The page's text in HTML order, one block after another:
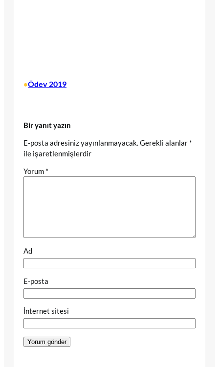
•Ödev 2019
Bir yanıt yazın
E-posta adresiniz yayınlanmayacak. Gerekli alanlar *
ile işaretlenmişlerdir
Yorum *
Ad
E-posta
İnternet sitesi